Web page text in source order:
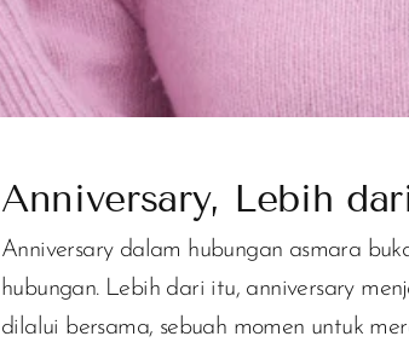
Anniversary, Lebih
Anniversary dalam hubungan asmara
hubungan. Lebih dari itu, anniversary
dilalui bersama, sebuah momen untuk